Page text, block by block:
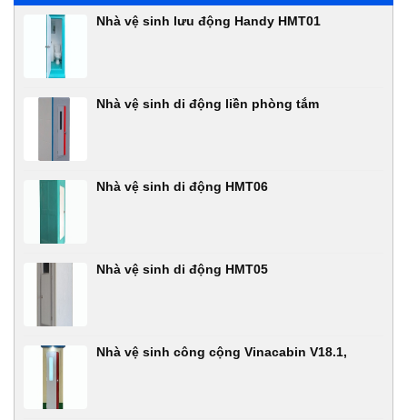
Nhà vệ sinh lưu động Handy HMT01
Nhà vệ sinh di động liền phòng tắm
Nhà vệ sinh di động HMT06
Nhà vệ sinh di động HMT05
Nhà vệ sinh công cộng Vinacabin V18.1,